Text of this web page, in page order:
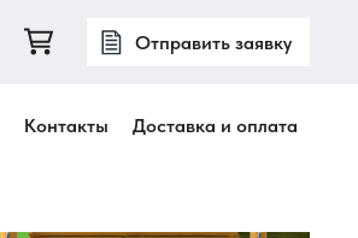
Отправить заявку
Контакты Доставка и оплата